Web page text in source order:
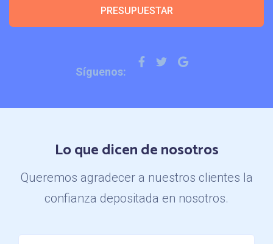
PRESUPUESTAR
Síguenos:
Lo que dicen de nosotros
Queremos agradecer a nuestros clientes la
confianza depositada en nosotros.